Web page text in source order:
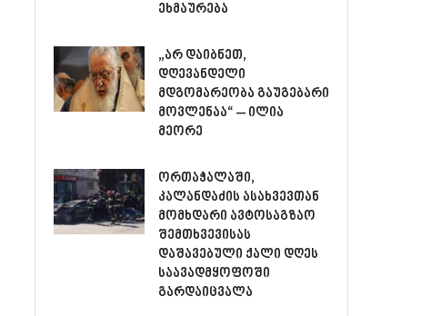
ეხმაურება
„არ დაიბნეთ,
დღევანდელი
მდგომარეობა გაუგებარი
მოვლენაა“ – ილია
მეორე
ორთაჭალაში,
კალანდაძის ასახვევთან
მომხდარი ავტოსაგზაო
შემთხვევისას
დაშავებული ქალი დღეს
საავადმყოფოში
გარდაიცვალა